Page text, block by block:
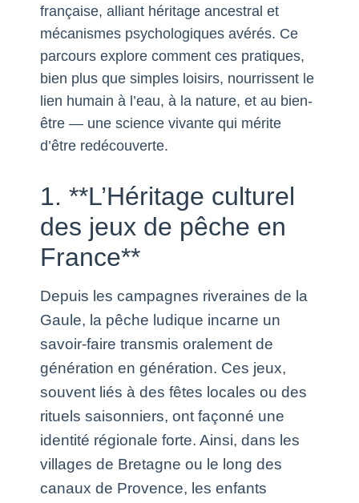
française, alliant héritage ancestral et
mécanismes psychologiques avérés. Ce
parcours explore comment ces pratiques,
bien plus que simples loisirs, nourrissent le
lien humain à l’eau, à la nature, et au bien-
être — une science vivante qui mérite
d’être redécouverte.
1. **L’Héritage culturel
des jeux de pêche en
France**
Depuis les campagnes riveraines de la
Gaule, la pêche ludique incarne un
savoir-faire transmis oralement de
génération en génération. Ces jeux,
souvent liés à des fêtes locales ou des
rituels saisonniers, ont façonné une
identité régionale forte. Ainsi, dans les
villages de Bretagne ou le long des
canaux de Provence, les enfants